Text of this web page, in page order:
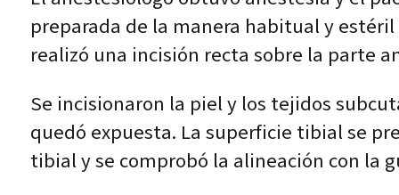
preparada de la manera habitual y
realizó una incisión recta sobre la parte
Se incisionaron la piel y los tejidos
quedó expuesta. La superficie tibial se
tibial y se comprobó la alineación con la